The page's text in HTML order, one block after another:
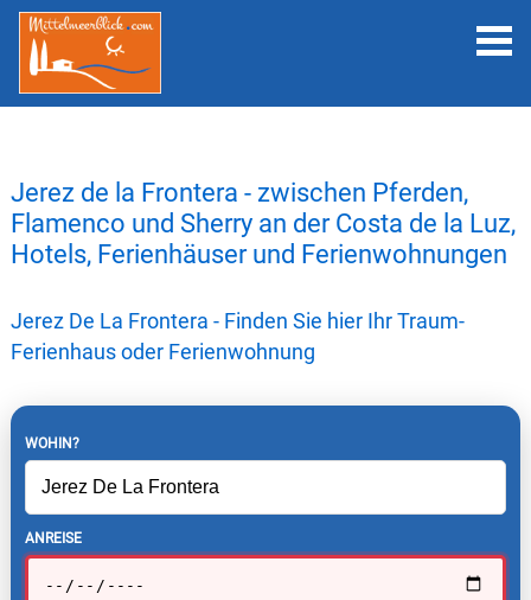
Jerez de la Frontera - zwischen Pferden,
Flamenco und Sherry an der Costa de la Luz,
Hotels, Ferienhäuser und Ferienwohnungen
Jerez De La Frontera - Finden Sie hier Ihr Traum-
Ferienhaus oder Ferienwohnung
WOHIN?
ANREISE